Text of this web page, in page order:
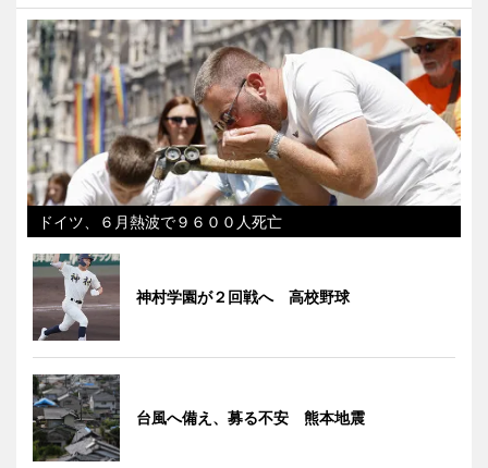
ドイツ、６月熱波で９６００人死亡
神村学園が２回戦へ 高校野球
台風へ備え、募る不安 熊本地震